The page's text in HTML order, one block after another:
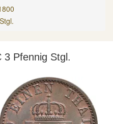
3 Pfennig Stgl.